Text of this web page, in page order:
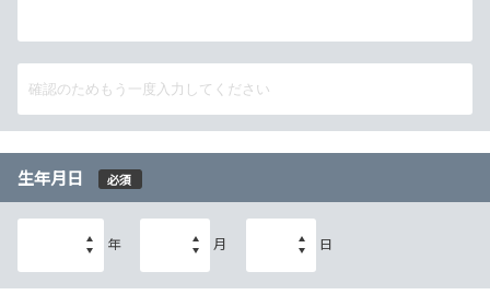
生年月日 必須
年 月 日